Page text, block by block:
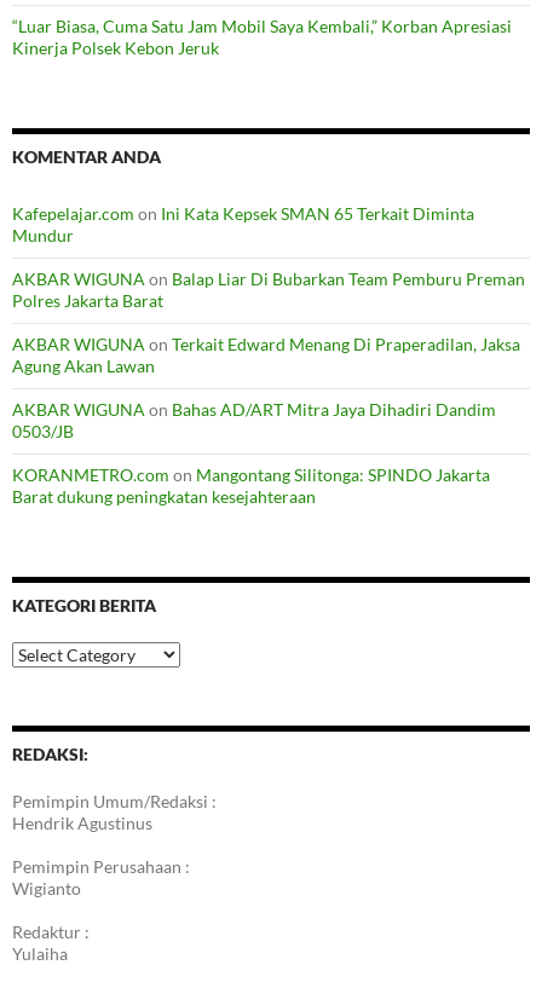
“Luar Biasa, Cuma Satu Jam Mobil Saya Kembali,” Korban Apresiasi
Kinerja Polsek Kebon Jeruk
KOMENTAR ANDA
Kafepelajar.com on Ini Kata Kepsek SMAN 65 Terkait Diminta
Mundur
AKBAR WIGUNA on Balap Liar Di Bubarkan Team Pemburu Preman
Polres Jakarta Barat
AKBAR WIGUNA on Terkait Edward Menang Di Praperadilan, Jaksa
Agung Akan Lawan
AKBAR WIGUNA on Bahas AD/ART Mitra Jaya Dihadiri Dandim
0503/JB
KORANMETRO.com on Mangontang Silitonga: SPINDO Jakarta
Barat dukung peningkatan kesejahteraan
KATEGORI BERITA
Kategori
Berita
REDAKSI:
Pemimpin Umum/Redaksi :
Hendrik Agustinus
Pemimpin Perusahaan :
Wigianto
Redaktur :
Yulaiha